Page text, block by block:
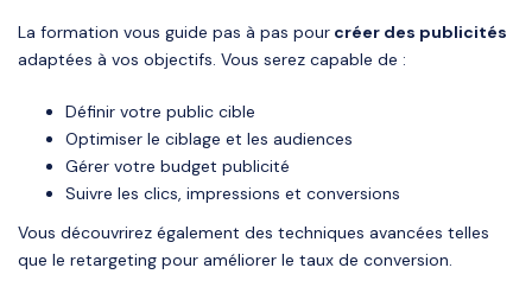
La formation vous guide pas à pas pour créer des publicités
adaptées à vos objectifs. Vous serez capable de :
Définir votre public cible
Optimiser le ciblage et les audiences
Gérer votre budget publicité
Suivre les clics, impressions et conversions
Vous découvrirez également des techniques avancées telles
que le retargeting pour améliorer le taux de conversion.